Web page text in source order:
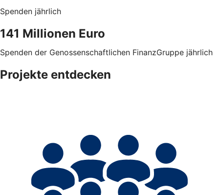
Spenden jährlich
141 Millionen Euro
Spenden der Genossenschaftlichen FinanzGruppe jährlich
Projekte entdecken